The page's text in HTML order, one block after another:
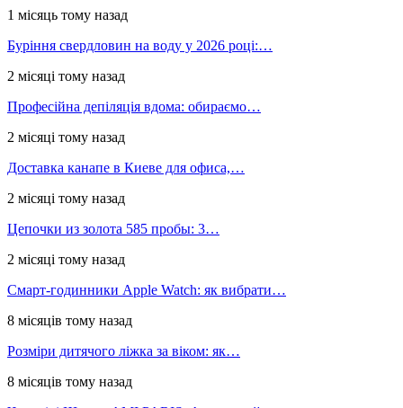
1 місяць тому назад
Буріння свердловин на воду у 2026 році:…
2 місяці тому назад
Професійна депіляція вдома: обираємо…
2 місяці тому назад
Доставка канапе в Киеве для офиса,…
2 місяці тому назад
Цепочки из золота 585 пробы: 3…
2 місяці тому назад
Смарт-годинники Apple Watch: як вибрати…
8 місяців тому назад
Розміри дитячого ліжка за віком: як…
8 місяців тому назад